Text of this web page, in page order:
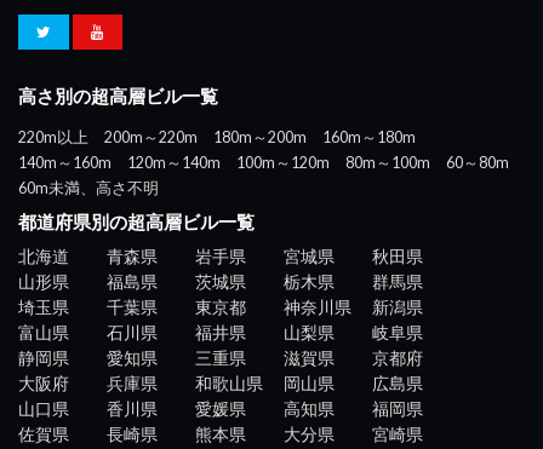
高さ別の超高層ビル一覧
220m以上 200m～220m 180m～200m
160m～180m
140m～160m
120m～140m 100m～120m 80m～100m
60～80m
60m未満、高さ不明
都道府県別の超高層ビル一覧
北海道 青森県 岩手県 宮城県
秋田県
山形県
福島県 茨城県 栃木県
群馬県
埼玉県
千葉県 東京都 神奈川県
新潟県
富山県
石川県 福井県 山梨県
岐阜県
静岡県
愛知県 三重県 滋賀県
京都府
大阪府
兵庫県 和歌山県 岡山県
広島県
山口県
香川県 愛媛県 高知県
福岡県
佐賀県
長崎県 熊本県 大分県 宮崎県